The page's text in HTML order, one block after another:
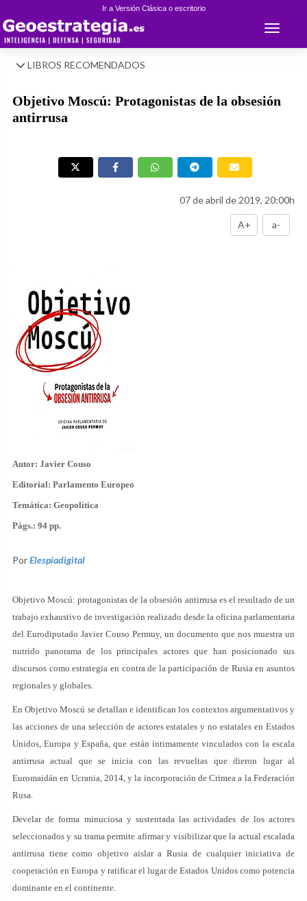
Ir a Versión Clásica o escritorio
Toggle
LIBROS RECOMENDADOS
Objetivo Moscú: Protagonistas de la obsesión
antirrusa
07 de abril de 2019, 20:00h
A+ a-
Autor: Javier Couso
Editorial: Parlamento Europeo
Temática: Geopolítica
Págs.: 94 pp.
PorElespiadigital
Objetivo Moscú: protagonistas de la obsesión antirrusa es el resultado de un
trabajo exhaustivo de investigación realizado desde la oficina parlamentaria
del Eurodiputado Javier Couso Permuy, un documento que nos muestra un
nutrido panorama de los principales actores que han posicionado sus
discursos como estrategia en contra de la participación de Rusia en asuntos
regionales y globales.
En Objetivo Moscú se detallan e identifican los contextos argumentativos y
las acciones de una selección de actores estatales y no estatales en Estados
Unidos, Europa y España, que están íntimamente vinculados con la escala
antirrusa actual que se inicia con las revueltas que dieron lugar al
Euromaidán en Ucrania, 2014, y la incorporación de Crimea a la Federación
Rusa.
Develar de forma minuciosa y sustentada las actividades de los actores
seleccionados y su trama permite afirmar y visibilizar que la actual escalada
antirrusa tiene como objetivo aislar a Rusia de cualquier iniciativa de
cooperación en Europa y ratificar el lugar de Estados Unidos como potencia
dominante en el continente.